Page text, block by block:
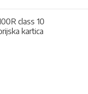
class 10
kartica